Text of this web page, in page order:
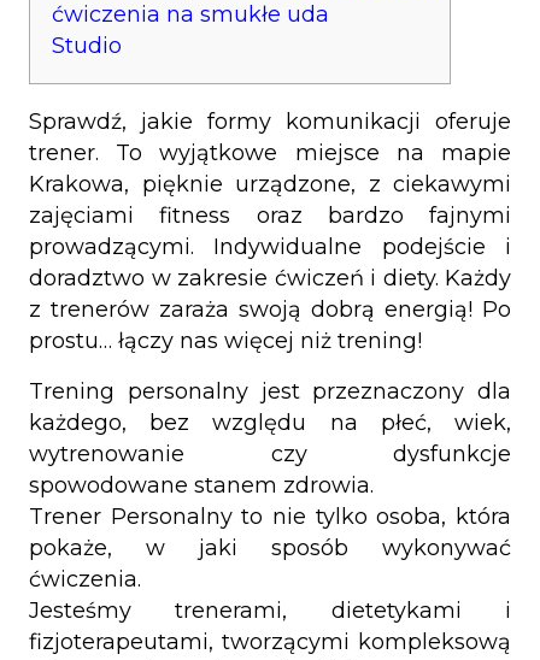
ćwiczenia na smukłe uda
Studio
Sprawdź, jakie formy komunikacji oferuje
trener. To wyjątkowe miejsce na mapie
Krakowa, pięknie urządzone, z ciekawymi
zajęciami fitness oraz bardzo fajnymi
prowadzącymi. Indywidualne podejście i
doradztwo w zakresie ćwiczeń i diety. Każdy
z trenerów zaraża swoją dobrą energią! Po
prostu… łączy nas więcej niż trening!
Trening personalny jest przeznaczony dla
każdego, bez względu na płeć, wiek,
wytrenowanie czy dysfunkcje
spowodowane stanem zdrowia.
Trener Personalny to nie tylko osoba, która
pokaże, w jaki sposób wykonywać
ćwiczenia.
Jesteśmy trenerami, dietetykami i
fizjoterapeutami, tworzącymi kompleksową